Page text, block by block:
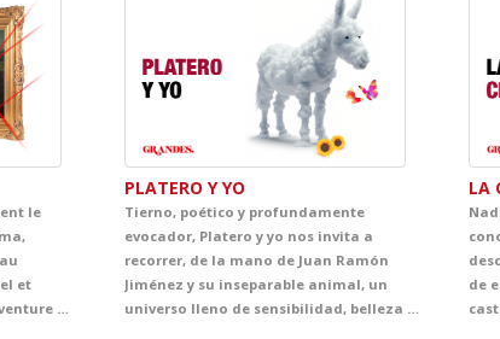
le
et
proche, source de mystère, d’aventure et de beaucoup d’ingéniosité au cœur de ce lieu emblématique. Ce spectacle en français plonge les élèves dans une histoire palpitante d’énigmes, de poursuites, d’humour et de suspects inattendus. Entre œuvres d’art, indices cachés et rebondissements surprenants, la scène se transforme en une grande aventure policière, digne de Tintin lui-même, pleine de rythme et d’émotion.
PLATERO Y YO
Tierno, poético y profundamente
evocador, Platero y yo nos invita a
recorrer, de la mano de Juan Ramón
Jiménez y su inseparable animal, un
universo lleno de sensibilidad, belleza y emoción. A través de escenas breves cargadas de lirismo, el espectáculo acerca al alumnado a una mirada delicada sobre la infancia, la naturaleza, la amistad y la vida cotidiana, convirtiendo el escenario en un espacio de asombro, ternura y descubrimiento.
LA
de